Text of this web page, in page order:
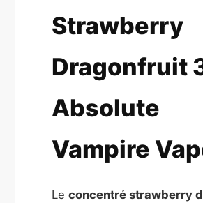
Strawberry
Dragonfruit
Absolute
Vampire
Leconcentré strawberry